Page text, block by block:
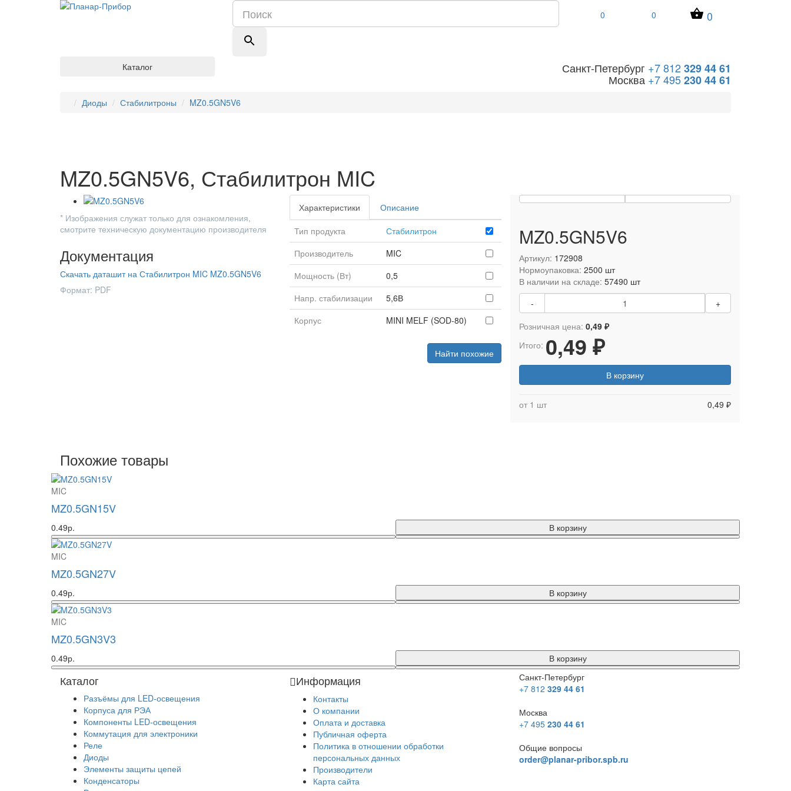
0 0 0
Каталог Санкт-Петербург +7 812329 44 61
Москва +7 495230 44 61
Диоды Стабилитроны MZ0.5GN5V6
MZ0.5GN5V6, Стабилитрон MIC
* Изображения служат только для ознакомления,
смотрите техническую документацию производителя
Документация
Скачать даташит на Стабилитрон MIC MZ0.5GN5V6
Формат: PDF
Характеристики
Описание
Тип продукта
Стабилитрон
Производитель
MIC
Мощность (Вт)
0,5
Напр. стабилизации
5,6В
Корпус
MINI MELF (SOD-80)
Найти похожие
MZ0.5GN5V6
Артикул: 172908
Нормоупаковка: 2500 шт
В наличии на складе: 57490 шт
-
+
Розничная цена: 0,49 ₽
Итого: 0,49 ₽
В корзину
от 1 шт 0,49 ₽
Похожие товары
MIC
MZ0.5GN15V
0.49р. В корзину
MIC
MZ0.5GN27V
0.49р. В корзину
MIC
MZ0.5GN3V3
0.49р. В корзину
Каталог
Разъёмы для LED-освещения
Корпуса для РЭА
Компоненты LED-освещения
Коммутация для электроники
Реле
Диоды
Элементы защиты цепей
Конденсаторы
Информация
Контакты
О компании
Оплата и доставка
Публичная оферта
Политика в отношении обработки
персональных данных
Производители
Карта сайта
Санкт-Петербург
+7 812 329 44 61
Москва
+7 495 230 44 61
Общие вопросы
order@planar-pribor.spb.ru